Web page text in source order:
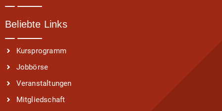
Beliebte Links
Kursprogramm
Jobbörse
Veranstaltungen
Mitgliedschaft